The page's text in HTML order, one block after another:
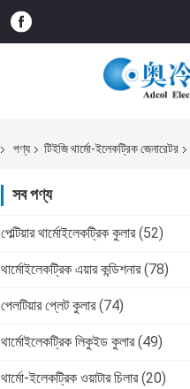
পণ্য টিইজি থার্মো-ইলেকট্রিক জেনারেটর
সব পণ্য
পেল্টিয়ার থার্মোইলেকট্রিক কুলার (52)
থার্মোইলেকট্রিক এয়ার কন্ডিশনার (78)
পেলটিয়ার প্লেট কুলার (74)
থার্মোইলেকট্রিক লিকুইড কুলার (49)
থার্মো-ইলেকট্রিক ওয়াটার চিলার (20)